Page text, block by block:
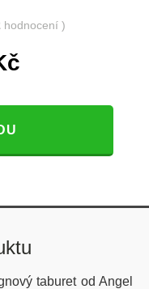
hodnocení )
taburet od Angel